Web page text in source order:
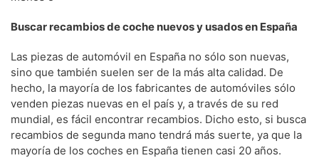
Buscar recambios de coche nuevos y usados en España
Las piezas de automóvil en España no sólo son nuevas,
sino que también suelen ser de la más alta calidad. De
hecho, la mayoría de los fabricantes de automóviles sólo
venden piezas nuevas en el país y, a través de su red
mundial, es fácil encontrar recambios. Dicho esto, si busca
recambios de segunda mano tendrá más suerte, ya que la
mayoría de los coches en España tienen casi 20 años.